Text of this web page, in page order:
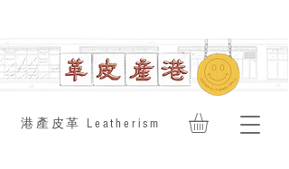
​港產皮革 Leatherism